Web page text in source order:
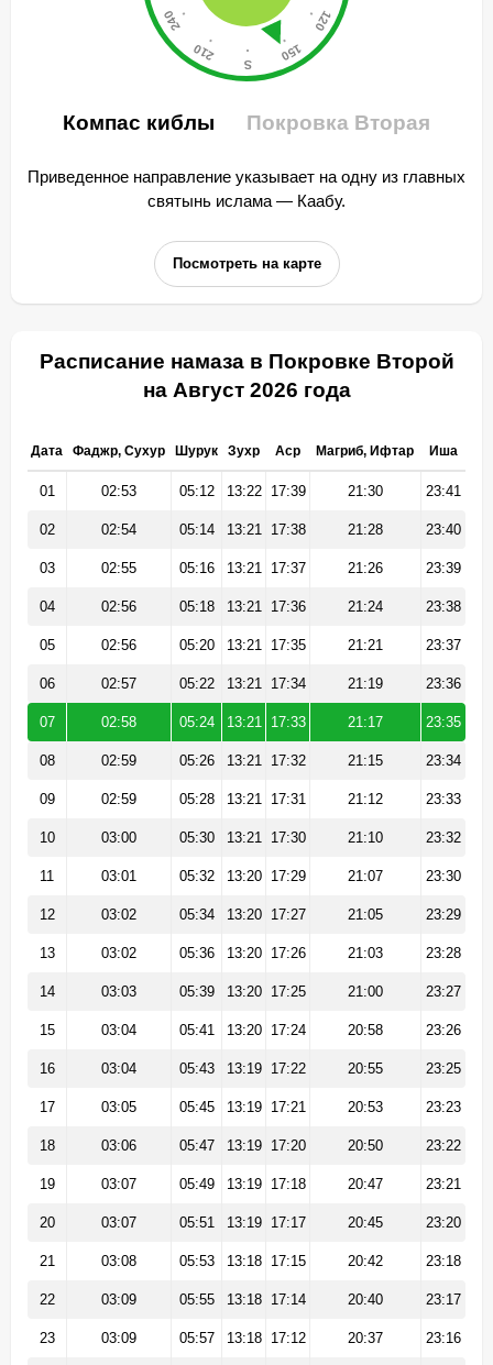
Компас киблы Покровка Вторая
Приведенное направление указывает на одну из главных
святынь ислама — Каабу.
Посмотреть на карте
Расписание намаза в Покровке Второй
на Август 2026 года
Дата Фаджр, Сухур Шурук Зухр Аср Магриб, Ифтар Иша
01 02:53 05:12 13:22 17:39 21:30 23:41
02 02:54 05:14 13:21 17:38 21:28 23:40
03 02:55 05:16 13:21 17:37 21:26 23:39
04 02:56 05:18 13:21 17:36 21:24 23:38
05 02:56 05:20 13:21 17:35 21:21 23:37
06 02:57 05:22 13:21 17:34 21:19 23:36
07 02:58 05:24 13:21 17:33 21:17 23:35
08 02:59 05:26 13:21 17:32 21:15 23:34
09 02:59 05:28 13:21 17:31 21:12 23:33
10 03:00 05:30 13:21 17:30 21:10 23:32
11 03:01 05:32 13:20 17:29 21:07 23:30
12 03:02 05:34 13:20 17:27 21:05 23:29
13 03:02 05:36 13:20 17:26 21:03 23:28
14 03:03 05:39 13:20 17:25 21:00 23:27
15 03:04 05:41 13:20 17:24 20:58 23:26
16 03:04 05:43 13:19 17:22 20:55 23:25
17 03:05 05:45 13:19 17:21 20:53 23:23
18 03:06 05:47 13:19 17:20 20:50 23:22
19 03:07 05:49 13:19 17:18 20:47 23:21
20 03:07 05:51 13:19 17:17 20:45 23:20
21 03:08 05:53 13:18 17:15 20:42 23:18
22 03:09 05:55 13:18 17:14 20:40 23:17
23 03:09 05:57 13:18 17:12 20:37 23:16